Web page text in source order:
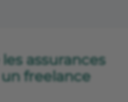
assurances
freelance